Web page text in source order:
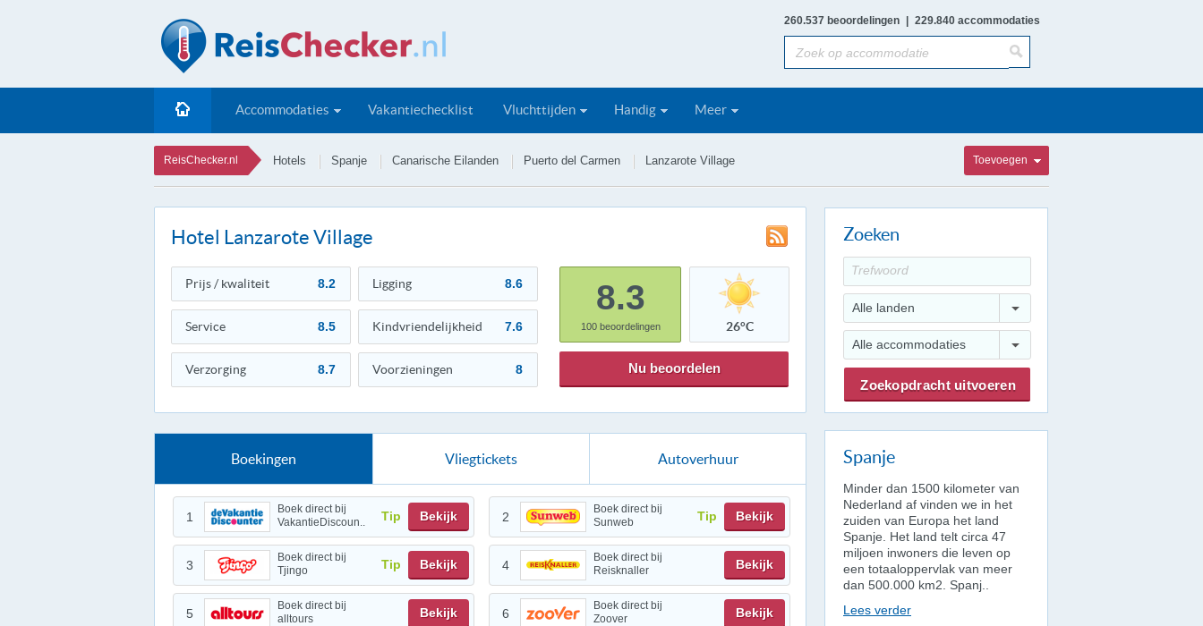
260.537 beoordelingen 229.840 accommodaties
Accommodaties Vakantiechecklist Vluchttijden Handig Meer
ReisChecker.nl Hotels Spanje Canarische Eilanden Puerto del Carmen Lanzarote Village Toevoegen
Hotel Lanzarote Village
Prijs / kwaliteit 8.2 Ligging 8.6
Service 8.5 Kindvriendelijkheid 7.6
Verzorging 8.7 Voorzieningen 8
8.3
100beoordelingen 26°C
Nu beoordelen
Boekingen Vliegtickets Autoverhuur
1
Boek direct bij
VakantieDiscoun..
Tip Bekijk 2
Boek direct bij
Sunweb
Tip Bekijk
3
Boek direct bij
Tjingo
Tip Bekijk 4
Boek direct bij
Reisknaller
Bekijk
5
Boek direct bij
alltours
Bekijk 6
Boek direct bij
Zoover
Bekijk
Zoeken
Alle landen
Alle accommodaties
Spanje
Minder dan 1500 kilometer van
Nederland af vinden we in het
zuiden van Europa het land
Spanje. Het land telt circa 47
miljoen inwoners die leven op
een totaaloppervlak van meer
dan 500.000 km2. Spanj..
Lees verder